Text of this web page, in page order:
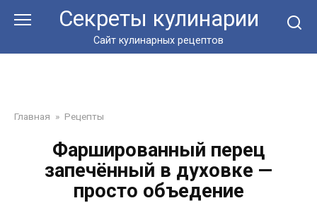
Секреты кулинарии
Сайт кулинарных рецептов
Главная » Рецепты
Фаршированный перец
запечённый в духовке —
просто объедение